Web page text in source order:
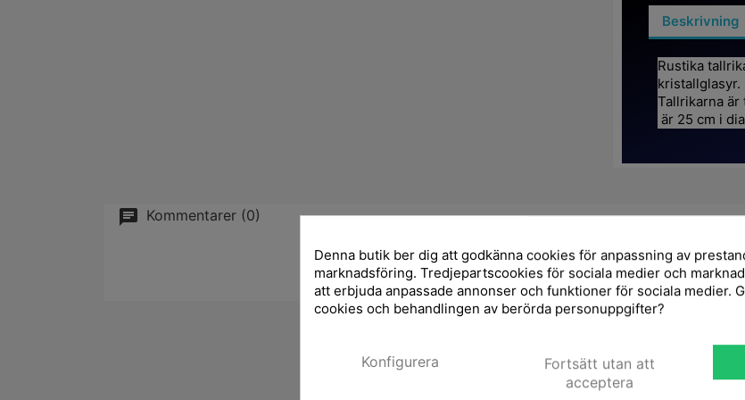
Beskrivning
Rustika
Tallrikarna är
är 25 cm i
Kommentarer (0)
Det finns inga kundrecensioner just nu.
Denna butik ber dig att godkänna cookies för anpassning av
marknadsföring. Tredjepartscookies för sociala medier och
att erbjuda anpassade annonser och funktioner för sociala medier.
cookies och behandlingen av berörda personuppgifter?
Fortsätt utan att
acceptera
Konfigurera